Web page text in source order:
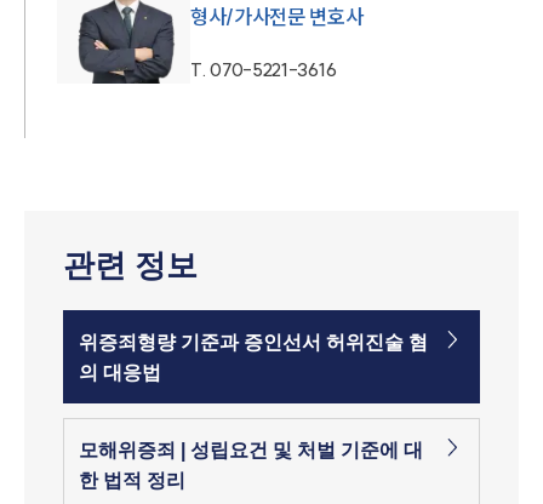
형사/가사전문 변호사
T.070-5221-3616
관련 정보
위증죄형량 기준과 증인선서 허위진술 혐
의 대응법
모해위증죄 | 성립요건 및 처벌 기준에 대
한 법적 정리